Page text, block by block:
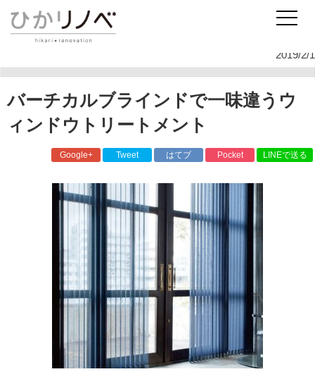
リノベーションのひかリノベ
バーチカルブラインドで一味違うウィンドウトリートメント
2019/2/1
バーチカルブラインドで一味違うウ
ィンドウトリートメント
Google+ Tweet はてブ Pocket LINEで送る